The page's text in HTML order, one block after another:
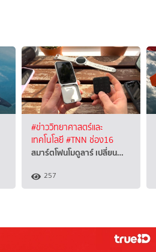
#ข่าววิทยาศาสตร์และ
เทคโนโลยี#TNN ช่อง16
สมาร์ตโฟนโมดูลาร์ เปลี่ยน…
257